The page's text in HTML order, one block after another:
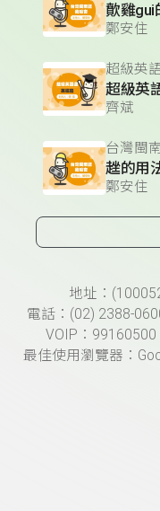
歕雞gui
鄭安住
超級英
齊斌
台灣閩
趖的用
鄭安住
頁尾資訊地址：
電話：(02) 2388-
VOIP：99160500
最佳使用瀏覽器：